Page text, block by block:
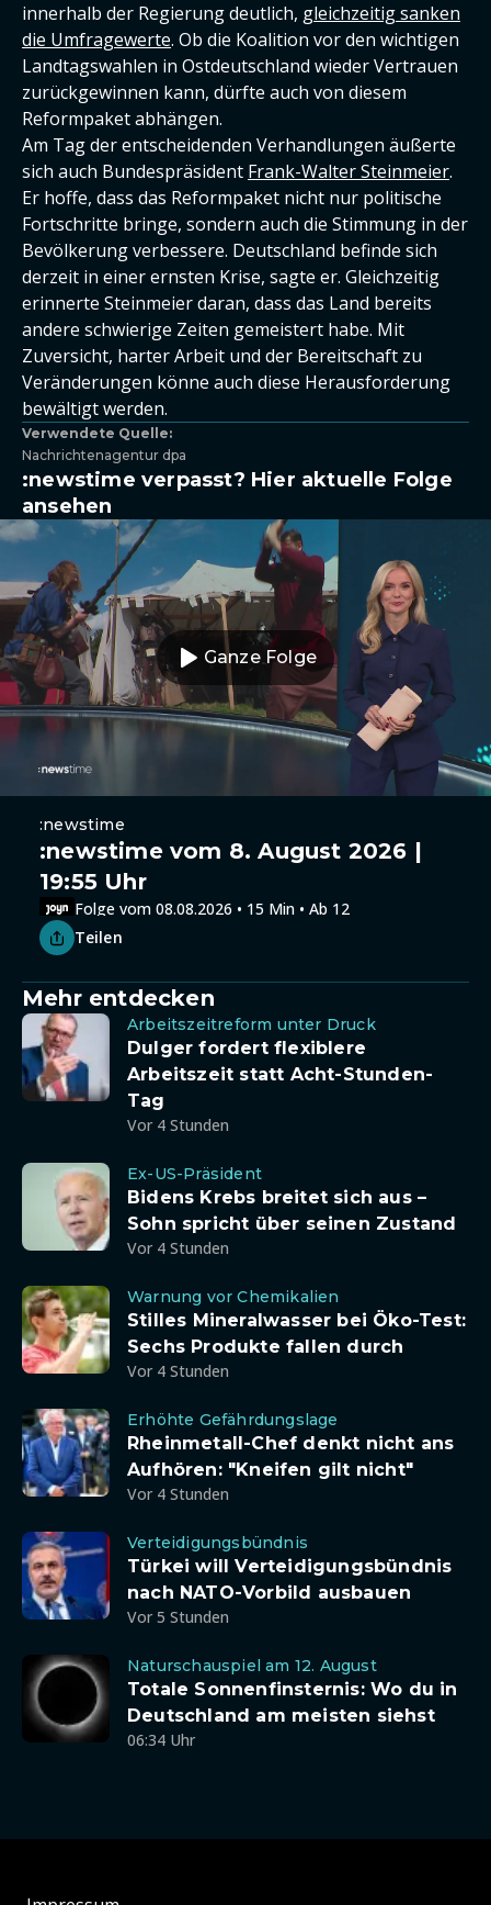
innerhalb der Regierung deutlich, gleichzeitig sanken
die Umfragewerte. Ob die Koalition vor den wichtigen
Landtagswahlen in Ostdeutschland wieder Vertrauen
zurückgewinnen kann, dürfte auch von diesem
Reformpaket abhängen.
Am Tag der entscheidenden Verhandlungen äußerte
sich auch Bundespräsident Frank-Walter Steinmeier.
Er hoffe, dass das Reformpaket nicht nur politische
Fortschritte bringe, sondern auch die Stimmung in der
Bevölkerung verbessere. Deutschland befinde sich
derzeit in einer ernsten Krise, sagte er. Gleichzeitig
erinnerte Steinmeier daran, dass das Land bereits
andere schwierige Zeiten gemeistert habe. Mit
Zuversicht, harter Arbeit und der Bereitschaft zu
Veränderungen könne auch diese Herausforderung
bewältigt werden.
Verwendete Quelle:
Nachrichtenagentur dpa
:newstime verpasst? Hier aktuelle Folge
ansehen
Ganze Folge
:newstime
:newstime vom 8. August 2026 |
19:55 Uhr
Folge vom 08.08.2026 • 15 Min • Ab 12
Teilen
Mehr entdecken
Arbeitszeitreform unter Druck
Dulger fordert flexiblere
Arbeitszeit statt Acht-Stunden-
Tag
Vor 4 Stunden
Ex-US-Präsident
Bidens Krebs breitet sich aus –
Sohn spricht über seinen Zustand
Vor 4 Stunden
Warnung vor Chemikalien
Stilles Mineralwasser bei Öko-Test:
Sechs Produkte fallen durch
Vor 4 Stunden
Erhöhte Gefährdungslage
Rheinmetall-Chef denkt nicht ans
Aufhören: "Kneifen gilt nicht"
Vor 4 Stunden
Verteidigungsbündnis
Türkei will Verteidigungsbündnis
nach NATO-Vorbild ausbauen
Vor 5 Stunden
Naturschauspiel am 12. August
Totale Sonnenfinsternis: Wo du in
Deutschland am meisten siehst
06:34 Uhr